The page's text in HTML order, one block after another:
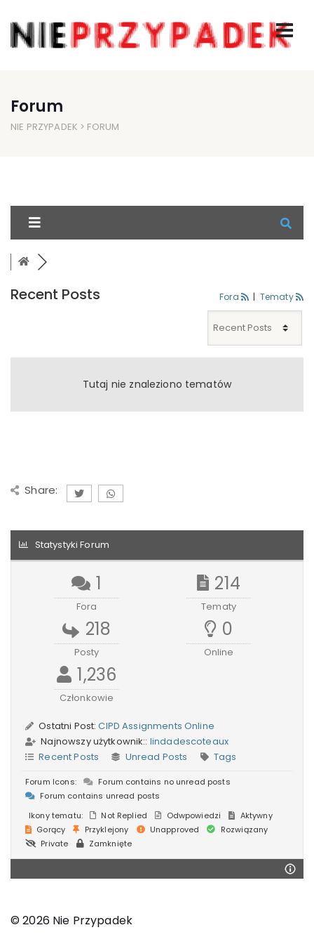
Forum
NIE PRZYPADEK > FORUM
Recent Posts Fora | Tematy
Tutaj nie znaleziono tematów
Share:
Statystyki Forum
1
Fora
214
Tematy
218
Posty
0
Online
1,236
Członkowie
Ostatni Post:CIPD Assignments Online
Najnowszy użytkownik:: lindadescoteaux
Recent Posts
Unread Posts Tags
Forum Icons:
Forum contains no unread posts
Forum contains unread posts
Ikony tematu:
Not Replied Odwpowiedzi
Aktywny
Gorący
Przyklejony Unapproved
Rozwiązany
Private
Zamknięte
© 2026 Nie Przypadek